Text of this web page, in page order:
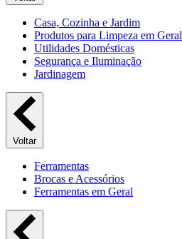
Casa, Cozinha e Jardim
Produtos para Limpeza em Geral
Utilidades Domésticas
Segurança e Iluminação
Jardinagem
Voltar
Ferramentas
Brocas e Acessórios
Ferramentas em Geral